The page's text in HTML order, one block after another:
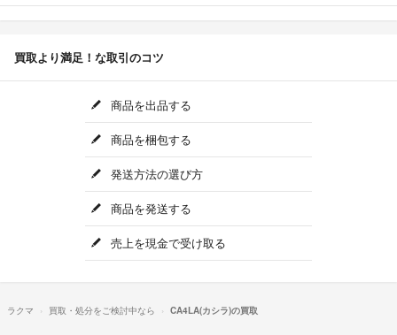
買取より満足！な取引のコツ
商品を出品する
商品を梱包する
発送方法の選び方
商品を発送する
売上を現金で受け取る
ラクマ 買取・処分をご検討中なら CA4LA(カシラ)の買取